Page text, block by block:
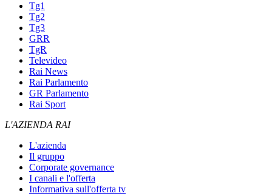
Tg1
Tg2
Tg3
GRR
TgR
Televideo
Rai News
Rai Parlamento
GR Parlamento
Rai Sport
L'AZIENDA RAI
L'azienda
Il gruppo
Corporate governance
I canali e l'offerta
Informativa sull'offerta tv